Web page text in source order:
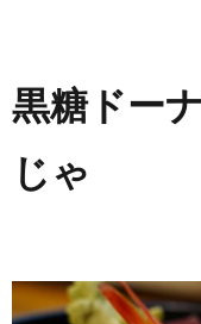
黒糖ドー
じゃ